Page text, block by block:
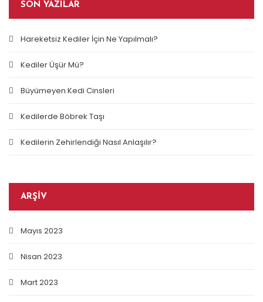
SON YAZILAR
Hareketsiz Kediler İçin Ne Yapılmalı?
Kediler Üşür Mü?
Büyümeyen Kedi Cinsleri
Kedilerde Böbrek Taşı
Kedilerin Zehirlendiği Nasıl Anlaşılır?
ARŞIV
Mayıs 2023
Nisan 2023
Mart 2023